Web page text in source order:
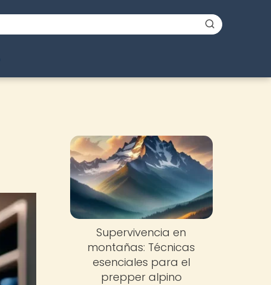
Supervivencia en
montañas: Técnicas
esenciales para el
prepper alpino